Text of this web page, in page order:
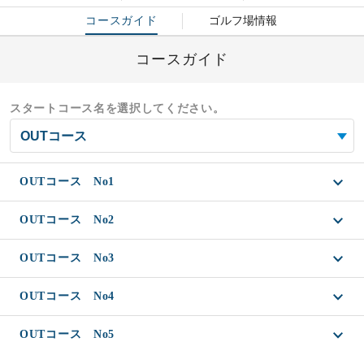
コースガイド ゴルフ場情報
コースガイド
スタートコース名を選択してください。
OUTコース No1
OUTコース No2
OUTコース No3
OUTコース No4
OUTコース No5